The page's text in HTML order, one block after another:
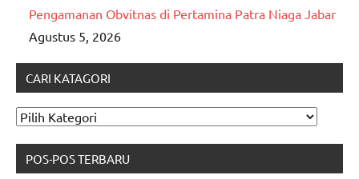
Pengamanan Obvitnas di Pertamina Patra Niaga Jabar
Agustus 5, 2026
CARI KATAGORI
CARI
POS-POS TERBARU